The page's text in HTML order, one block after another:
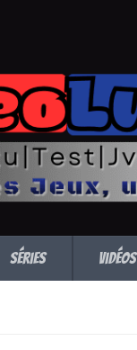
Séries Vidéos